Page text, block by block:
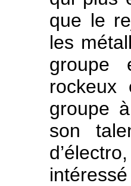
que le
les
groupe
rockeux
groupe
son